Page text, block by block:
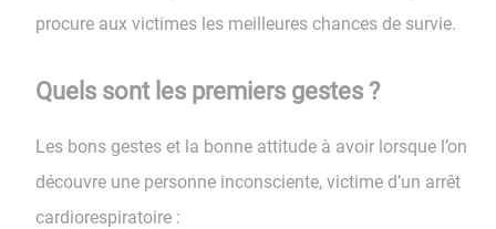
procure aux victimes les meilleures chances de survie.
Quels sont les premiers gestes ?
Les bons gestes et la bonne attitude à avoir lorsque l’on
découvre une personne inconsciente, victime d’un arrêt
cardiorespiratoire :